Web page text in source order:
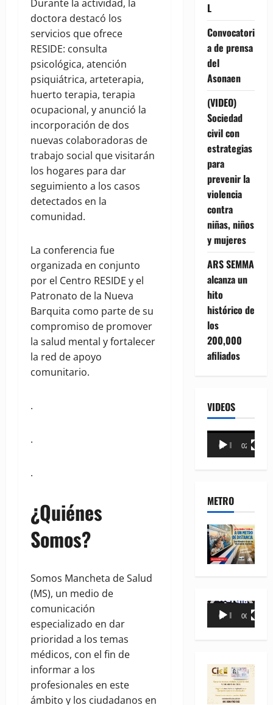
Durante la actividad, la
doctora destacó los
servicios que ofrece
RESIDE: consulta
psicológica, atención
psiquiátrica, arteterapia,
huerto terapia, terapia
ocupacional, y anunció la
incorporación de dos
nuevas colaboradoras de
trabajo social que visitarán
los hogares para dar
seguimiento a los casos
detectados en la
comunidad.
La conferencia fue
organizada en conjunto
por el Centro RESIDE y el
Patronato de la Nueva
Barquita como parte de su
compromiso de promover
la salud mental y fortalecer
la red de apoyo
comunitario.
.
.
.
¿Quiénes
Somos?
Somos Mancheta de Salud
(MS), un medio de
comunicación
especializado en dar
prioridad a los temas
médicos, con el fin de
informar a los
profesionales en este
ámbito y los ciudadanos en
L
Convocatori
a de prensa
del
Asonaen
(VIDEO)
Sociedad
civil con
estrategias
para
prevenir la
violencia
contra
niñas, niños
y mujeres
ARS SEMMA
alcanza un
hito
histórico de
los
200,000
afiliados
VIDEOS
Reproductor
00:00 02:18
METRO
Reproductor
00:00 00:35